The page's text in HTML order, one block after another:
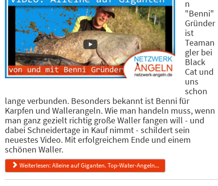
n
"Benni"
Gründer
ist
Teaman
gler bei
Black
Cat und
uns
schon
lange verbunden. Besonders bekannt ist Benni für
Karpfen und Wallerangeln. Wie man handeln muss, wenn
man ganz gezielt richtig große Waller fangen will - und
dabei Schneidertage in Kauf nimmt - schildert sein
neuestes Video. Mit erfolgreichem Ende und einem
schönen Waller.
Weiterlesen: Alleine auf Giganten. Top-Water-Angeln...